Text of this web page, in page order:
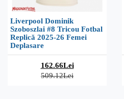
Liverpool Dominik
Szoboszlai #8 Tricou Fotbal
Replică 2025-26 Femei
Deplasare
162.66Lei
509.12Lei